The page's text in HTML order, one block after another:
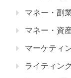
マネー・副
マネー・資
マーケティ
ライティン